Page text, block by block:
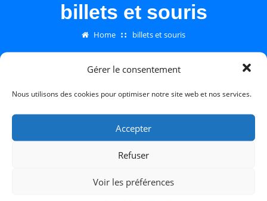
Gérer le consentement
Nous utilisons des cookies pour optimiser notre site web et nos services.
Accepter
Refuser
Voir les préférences
billets et souris
Home billets et souris
billets et souris